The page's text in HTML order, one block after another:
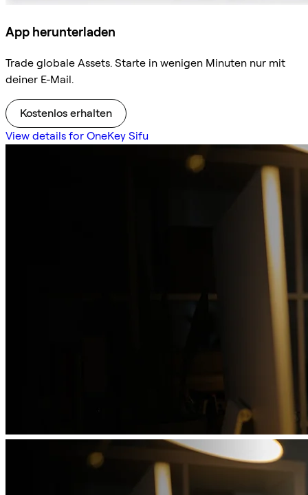
App herunterladen
Trade globale Assets. Starte in wenigen Minuten nur mit
deiner E-Mail.
Kostenlos erhalten
View details for OneKey Sifu